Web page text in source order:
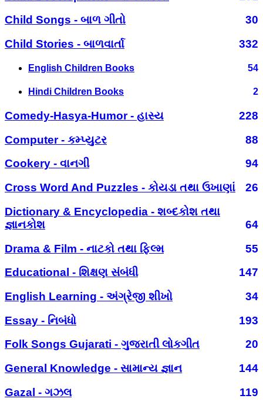
Child Songs - બાળ ગીતો
30
Child Stories - બાળવાર્તા
332
English Children Books 54
Hindi Children Books 2
Comedy-Hasya-Humor - હાસ્ય
228
Computer - કમ્પ્યુટર
88
Cookery - વાનગી
94
Cross Word And Puzzles - કોયડા તથા ઉખાણાં
26
Dictionary & Encyclopedia - શબ્દકોશ તથા
જ્ઞાનકોશ
64
Drama & Film - નાટકો તથા ફિલ્મ
55
Educational - શિક્ષણ સંબંધી
147
English Learning - અંગ્રેજી શીખો
34
Essay - નિબંધો
193
Folk Songs Gujarati - ગુજરાતી લોકગીત
20
General Knowledge - સામાન્ય જ્ઞાન
144
Gazal - ગઝલ
119